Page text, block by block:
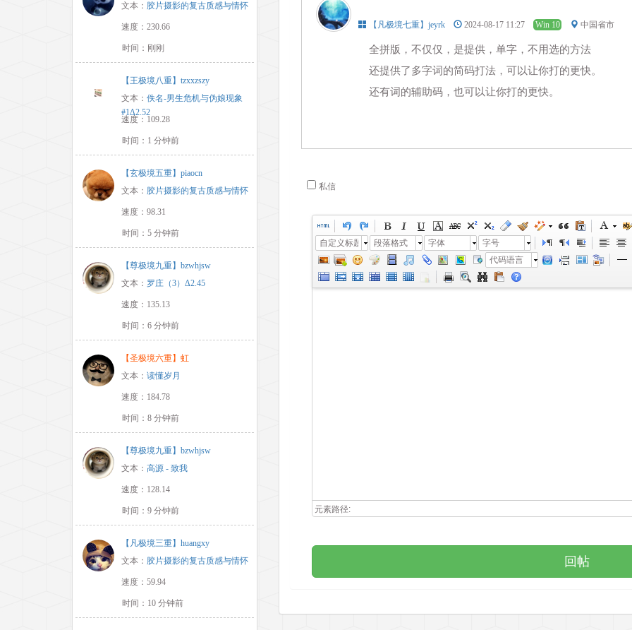
文本： 胶片摄影的复古质感与情怀
速度：230.66
时间：刚刚
【王极境八重】tzxxzszy
文本： 佚名-男生危机与伪娘现象
#1Δ2.52
速度：109.28
时间：1 分钟前
【玄极境五重】piaocn
文本： 胶片摄影的复古质感与情怀
速度：98.31
时间：5 分钟前
【尊极境九重】bzwhjsw
文本： 罗庄（3）Δ2.45
速度：135.13
时间：6 分钟前
【圣极境六重】虹
文本： 读懂岁月
速度：184.78
时间：8 分钟前
【尊极境九重】bzwhjsw
文本： 高源 - 致我
速度：128.14
时间：9 分钟前
【凡极境三重】huangxy
文本： 胶片摄影的复古质感与情怀
速度：59.94
时间：10 分钟前
【凡极境七重】jeyrk 2024-08-17 11:27 Win 10 中国省市
全拼版，不仅仅，是提供，单字，不用选的方法
还提供了多字词的简码打法，可以让你打的更快。
还有词的辅助码，也可以让你打的更快。
私信
自定义标题 段落格式 字体
字号
代码语言
元素路径: